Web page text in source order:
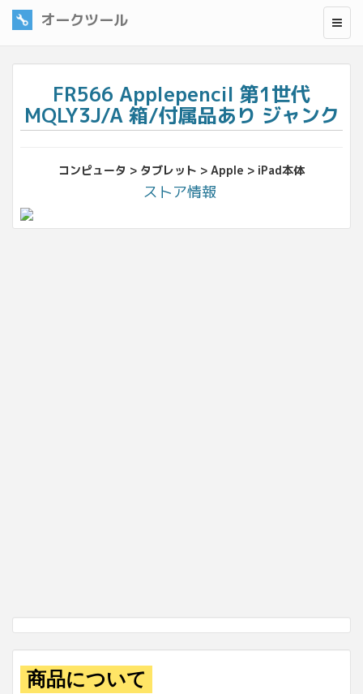
オークツール
FR566 Applepencil 第1世代
MQLY3J/A 箱/付属品あり ジャンク
コンピュータ > タブレット > Apple > iPad本体
ストア情報
商品について